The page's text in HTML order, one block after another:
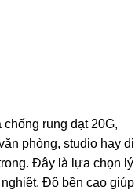
rung đạt 20G,
phòng, studio hay di
Đây là lựa chọn lý
Độ bền cao giúp